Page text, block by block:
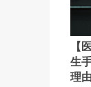
【
生
理